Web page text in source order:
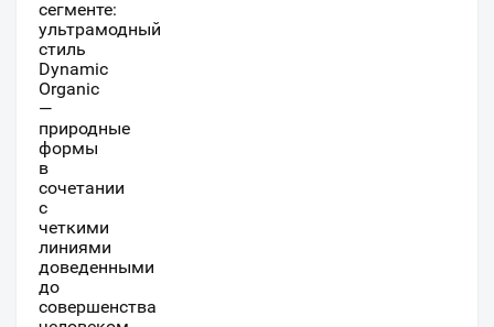
сегменте:
ультрамодный
стиль
Dynamic
Organic
—
природные
формы
в
сочетании
с
четкими
линиями
доведенными
до
совершенства